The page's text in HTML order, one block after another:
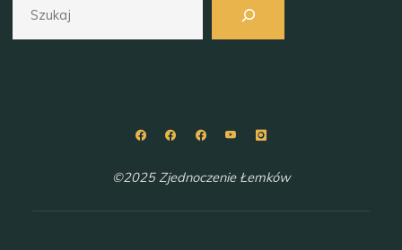
©2025 Zjednoczenie Łemków